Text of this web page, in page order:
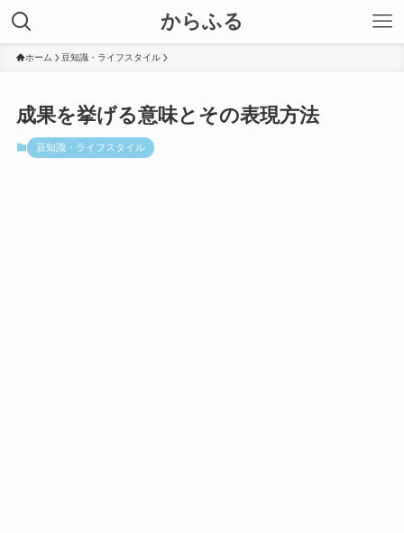
からふる
ホーム 豆知識・ライフスタイル
成果を挙げる意味とその表現方法
豆知識・ライフスタイル